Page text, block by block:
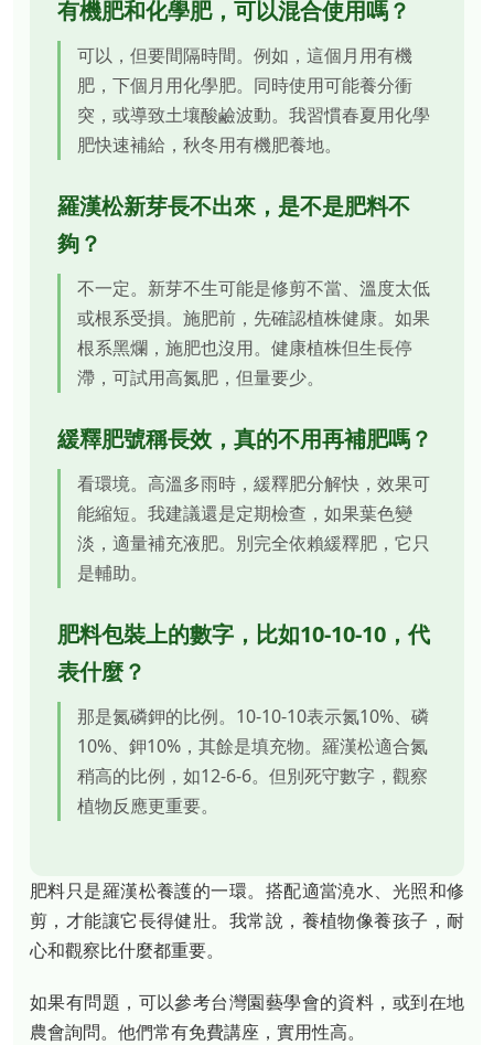
有機肥和化學肥，可以混合使用嗎？
可以，但要間隔時間。例如，這個月用有機
肥，下個月用化學肥。同時使用可能養分衝
突，或導致土壤酸鹼波動。我習慣春夏用化學
肥快速補給，秋冬用有機肥養地。
羅漢松新芽長不出來，是不是肥料不
夠？
不一定。新芽不生可能是修剪不當、溫度太低
或根系受損。施肥前，先確認植株健康。如果
根系黑爛，施肥也沒用。健康植株但生長停
滯，可試用高氮肥，但量要少。
緩釋肥號稱長效，真的不用再補肥嗎？
看環境。高溫多雨時，緩釋肥分解快，效果可
能縮短。我建議還是定期檢查，如果葉色變
淡，適量補充液肥。別完全依賴緩釋肥，它只
是輔助。
肥料包裝上的數字，比如10-10-10，代
表什麼？
那是氮磷鉀的比例。10-10-10表示氮10%、磷
10%、鉀10%，其餘是填充物。羅漢松適合氮
稍高的比例，如12-6-6。但別死守數字，觀察
植物反應更重要。
肥料只是羅漢松養護的一環。搭配適當澆水、光照和修
剪，才能讓它長得健壯。我常說，養植物像養孩子，耐
心和觀察比什麼都重要。
如果有問題，可以參考台灣園藝學會的資料，或到在地
農會詢問。他們常有免費講座，實用性高。